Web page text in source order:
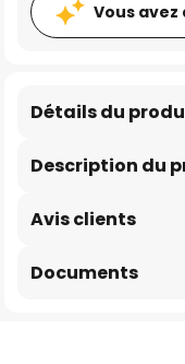
Vous
Description du
Détails du
Avis clients
Documents